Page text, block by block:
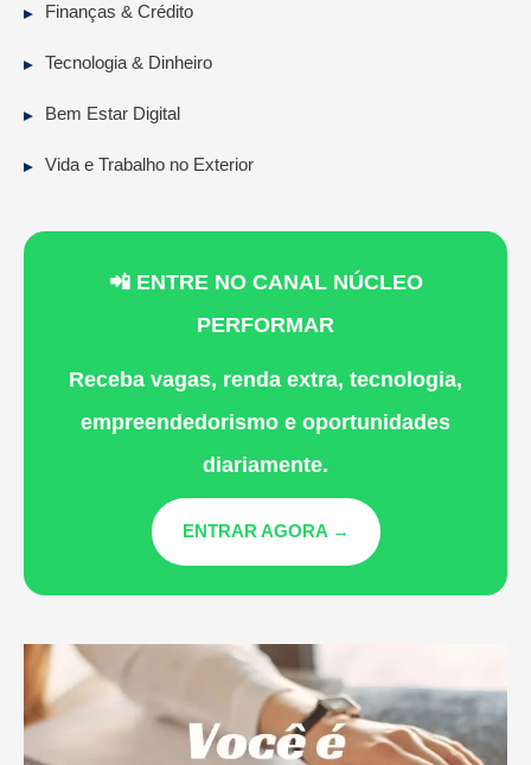
Finanças & Crédito
Tecnologia & Dinheiro
Bem Estar Digital
Vida e Trabalho no Exterior
📲 ENTRE NO CANAL NÚCLEO
PERFORMAR
Receba vagas, renda extra, tecnologia,
empreendedorismo e oportunidades
diariamente.
ENTRAR AGORA →